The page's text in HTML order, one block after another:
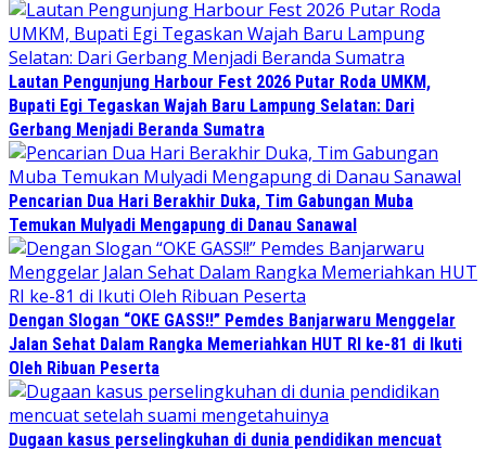
Lautan Pengunjung Harbour Fest 2026 Putar Roda UMKM,
Bupati Egi Tegaskan Wajah Baru Lampung Selatan: Dari
Gerbang Menjadi Beranda Sumatra
Pencarian Dua Hari Berakhir Duka, Tim Gabungan Muba
Temukan Mulyadi Mengapung di Danau Sanawal
Dengan Slogan “OKE GASS!!” Pemdes Banjarwaru Menggelar
Jalan Sehat Dalam Rangka Memeriahkan HUT RI ke-81 di Ikuti
Oleh Ribuan Peserta
Dugaan kasus perselingkuhan di dunia pendidikan mencuat